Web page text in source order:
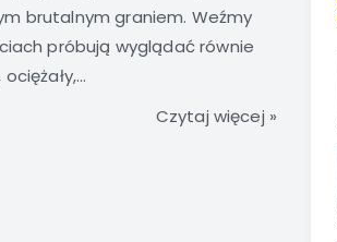
brutalnym graniem. Weźmy
próbują wyglądać równie
Czytaj więcej »